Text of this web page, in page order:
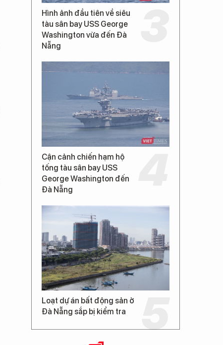
Hình ảnh đầu tiên về siêu
tàu sân bay USS George
Washington vừa đến Đà
Nẵng
Cận cảnh chiến hạm hộ
tống tàu sân bay USS
George Washington đến
Đà Nẵng
Loạt dự án bất động sản ở
Đà Nẵng sắp bị kiểm tra